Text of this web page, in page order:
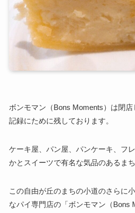
ボンモマン（Bons Moments）は閉
記録にために残しております。
ケーキ屋、パン屋、パンケーキ、フ
かとスイーツで有名な気品のあるまち
この自由が丘のまちの小道のさらに
なパイ専門店の「ボンモマン（Bons